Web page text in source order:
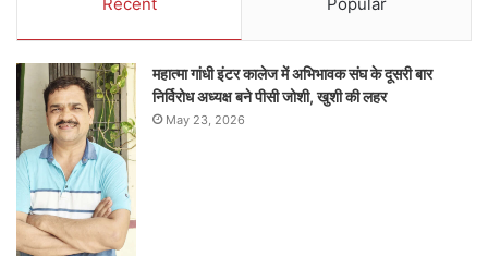
महात्मा गांधी इंटर कालेज में अभिभावक संघ के दूसरी बार
निर्विरोध अध्यक्ष बने पीसी जोशी, खुशी की लहर
May 23, 2026